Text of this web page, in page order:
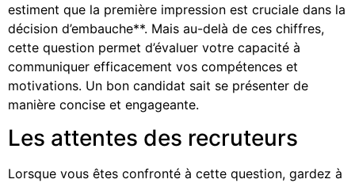
estiment que la première impression est cruciale dans la
décision d’embauche**. Mais au-delà de ces chiffres,
cette question permet d’évaluer votre capacité à
communiquer efficacement vos compétences et
motivations. Un bon candidat sait se présenter de
manière concise et engageante.
Les attentes des recruteurs
Lorsque vous êtes confronté à cette question, gardez à